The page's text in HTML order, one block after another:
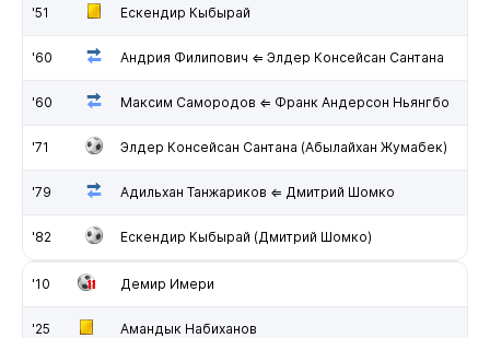
'51 Ескендир Кыбырай
'60 Андрия Филипович ⇐ Элдер Консейсан Сантана
'60 Максим Самородов ⇐ Франк Андерсон Ньянгбо
'71 Элдер Консейсан Сантана (Абылайхан Жумабек)
'79 Адильхан Танжариков ⇐ Дмитрий Шомко
'82 Ескендир Кыбырай (Дмитрий Шомко)
'10 Демир Имери
'25 Амандык Набиханов